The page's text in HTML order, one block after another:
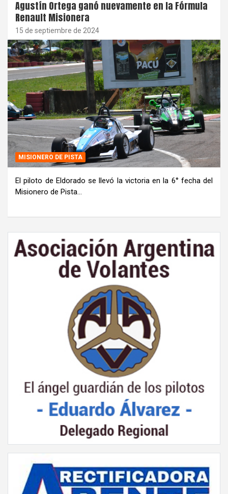
Agustín Ortega ganó nuevamente en la Fórmula
Renault Misionera
15 de septiembre de 2024
MISIONERO DE PISTA
El piloto de Eldorado se llevó la victoria en la 6° fecha del
Misionero de Pista…